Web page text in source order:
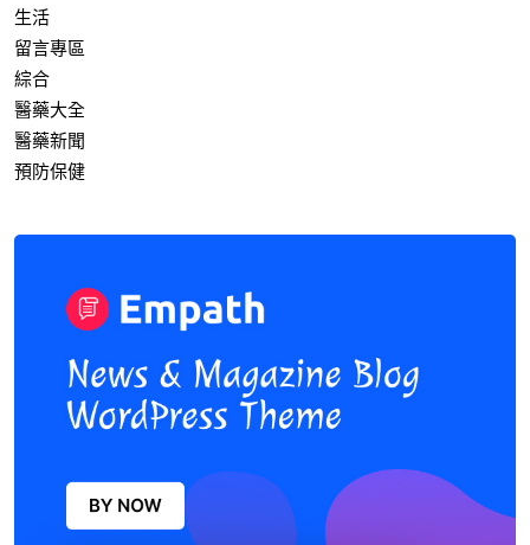
生活
留言專區
綜合
醫藥大全
醫藥新聞
預防保健